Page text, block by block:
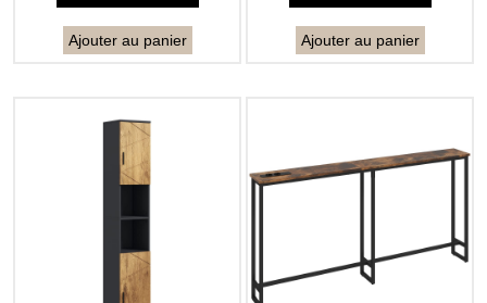
Ajouter au panier Ajouter au panier